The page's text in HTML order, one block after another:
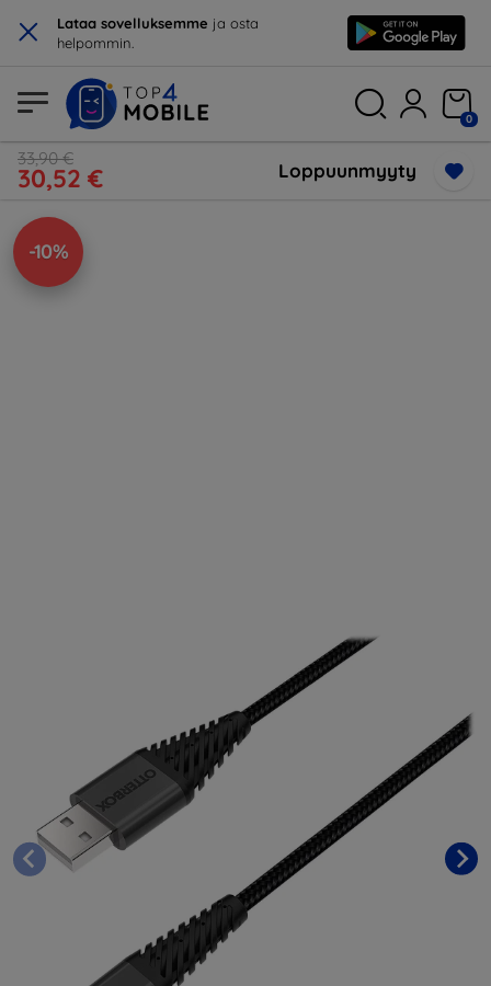
× Lataa sovelluksemme ja osta
helpommin.
0
33,90 €
30,52 € Loppuunmyyty
-10%